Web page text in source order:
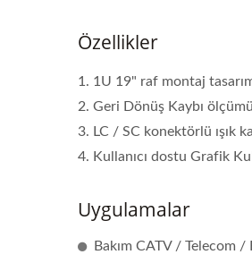
Özellikler
1. 1U 19" raf montaj
2. Geri Dönüş Kaybı
3. LC / SC konektörlü ışık
4. Kullanıcı dostu Grafik
Uygulamalar
Bakım CATV / Telecom